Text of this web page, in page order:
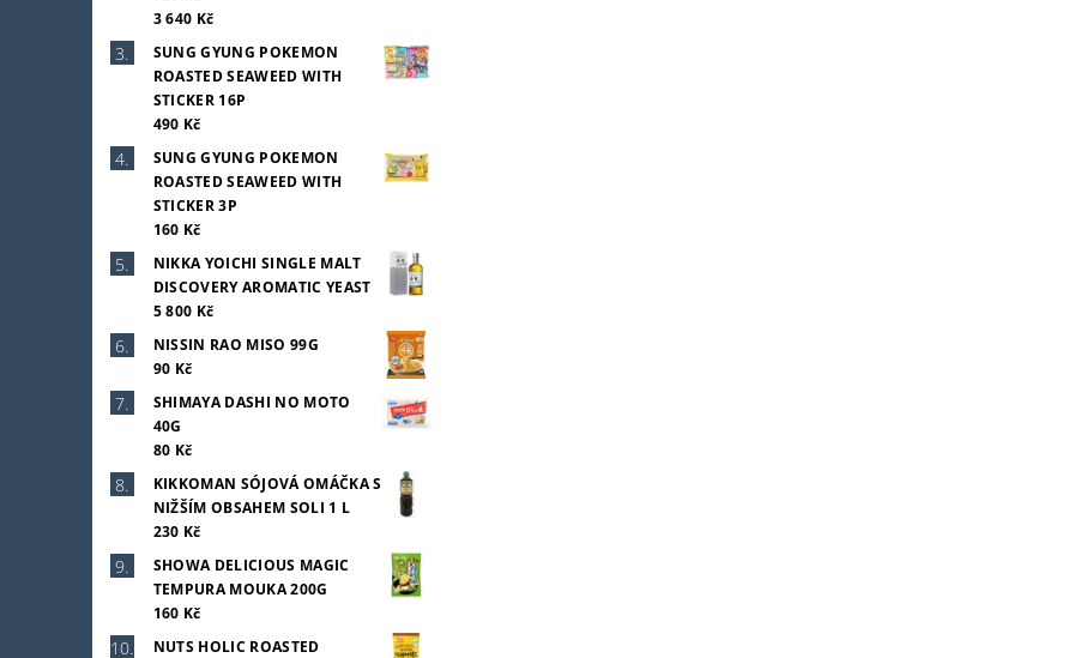
3 640 Kč
SUNG GYUNG POKEMON
ROASTED SEAWEED WITH
STICKER 16P
490 Kč
SUNG GYUNG POKEMON
ROASTED SEAWEED WITH
STICKER 3P
160 Kč
NIKKA YOICHI SINGLE MALT
DISCOVERY AROMATIC YEAST
5 800 Kč
NISSIN RAO MISO 99G
90 Kč
SHIMAYA DASHI NO MOTO
40G
80 Kč
KIKKOMAN SÓJOVÁ OMÁČKA S
NIŽŠÍM OBSAHEM SOLI 1 L
230 Kč
SHOWA DELICIOUS MAGIC
TEMPURA MOUKA 200G
160 Kč
NUTS HOLIC ROASTED